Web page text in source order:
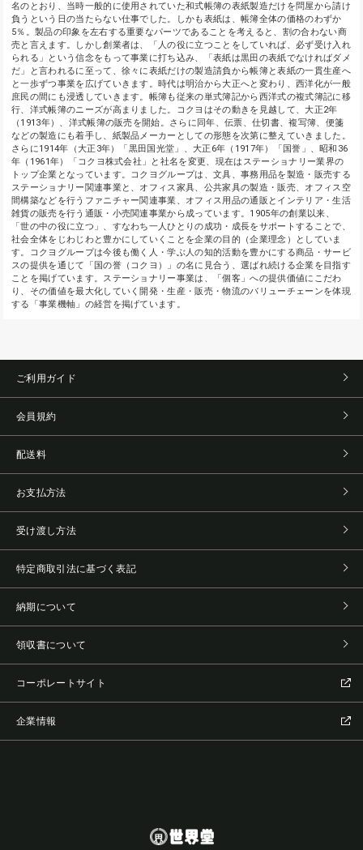
名のとおり、当時一般的に使用されていた和式帳簿の表紙製造だけを問屋から請け
負うという日の当たらない仕事でした。しかも表紙は、帳簿全体の価格のわずか
5％。製品の印象を左右する重要なパーツであることを考えると、割の合わない商
売と言えます。しかし創業者は、「人の役に立つことをしていれば、必ず受け入れ
られる」という信念をもって事業に打ち込み、「表紙は黒田の表紙でなければダメ
だ」と言われるに至って、徐々に表紙だけの製造請負から帳簿と表紙の一貫生産へ
と一歩ずつ事業を広げていきます。時代は明治から大正へと変わり、西洋化が一般
庶民の間にも浸透していきます。帳簿も従来の単式簿記から西洋式の複式簿記に移
行、洋式帳簿のニーズが高まりました。コクヨはその動きを見越して、大正2年
（1913年）、洋式帳簿の販売を開始。さらに同年、伝票、仕切書、複写簿、便箋
などの製造にも着手し、紙製品メーカーとしての形態を次第に整えていきました。
さらに1914年（大正3年）「黒田国光堂」、大正6年（1917年）「国誉」、昭和36
年（1961年）「コクヨ株式会社」と社名を変更、現在はステーショナリー業界の
トップ企業となっています。コクヨグループは、文具、事務用品を製造・販売する
ステーショナリー関連事業と、オフィス家具、公共家具の製造・販売、オフィス空
間構築などを行うファニチャー関連事業、オフィス用品の通販とインテリア・生活
雑貨の販売を行う通販・小売関連事業から成っています。1905年の創業以来、
「世の中の役に立つ」、すなわち一人ひとりの成功・成長をサポートすることで、
社会全体をじわじわと豊かにしていくことを企業の目的（企業理念）としていま
す。コクヨグループは今後も働く人・学ぶ人の知的活動を豊かにする商品・サービ
スの提供を通じて「国の誉（コクヨ）」の名に見合う、選ばれ続ける企業を目指す
ことを掲げています。ステーショナリー事業は、「個客」への提供価値にこだわ
り、その価値を最大化していく開発・生産・販売・物流のバリューチェーンを体現
する「事業機軸」の経営を掲げています。
ご利用ガイド
会員規約
配送料
お支払方法
受け渡し方法
特定商取引法に基づく表記
納期について
領収書について
コーポレートサイト
企業情報